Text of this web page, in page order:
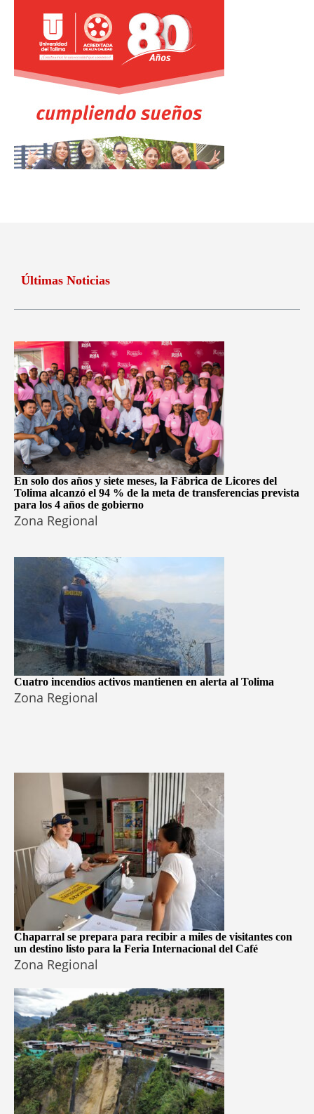
Últimas Noticias
En solo dos años y siete meses, la Fábrica de Licores del
Tolima alcanzó el 94 % de la meta de transferencias prevista
para los 4 años de gobierno
Zona Regional
Cuatro incendios activos mantienen en alerta al Tolima
Zona Regional
Chaparral se prepara para recibir a miles de visitantes con
un destino listo para la Feria Internacional del Café
Zona Regional